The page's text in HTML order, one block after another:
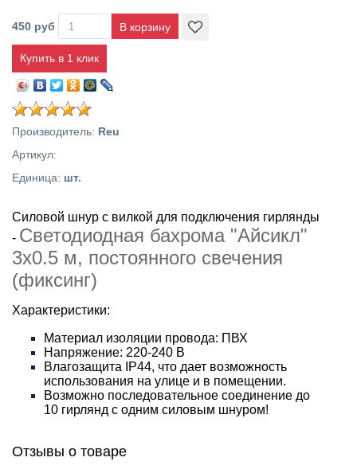
450 руб
Купить в 1 клик
Производитель: Reu
Артикул:
Единица: шт.
Силовой шнур с вилкой для подключения гирлянды
- Светодиодная бахрома "Айсикл"
3х0.5 м, постоянного свечения
(фиксинг)
Характеристики:
Материал изоляции провода: ПВХ
Напряжение: 220-240 В
Влагозащита IP44, что дает возможность
использования на улице и в помещении.
Возможно последовательное соединение до
10 гирлянд с одним силовым шнуром!
Отзывы о товаре